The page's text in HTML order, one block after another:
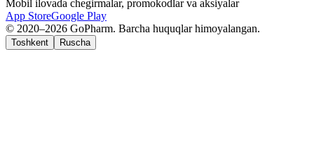
Mobil ilovada chegirmalar, promokodlar va aksiyalar
App StoreGoogle Play
© 2020–2026 GoPharm. Barcha huquqlar himoyalangan.
Toshkent Ruscha